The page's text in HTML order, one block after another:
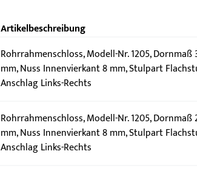
Artikelbeschreibung
Rohrrahmenschloss, Modell-Nr. 1205,
mm, Nuss Innenvierkant 8 mm, Stulpart
Anschlag Links-Rechts
Rohrrahmenschloss, Modell-Nr. 1205,
mm, Nuss Innenvierkant 8 mm, Stulpart
Anschlag Links-Rechts